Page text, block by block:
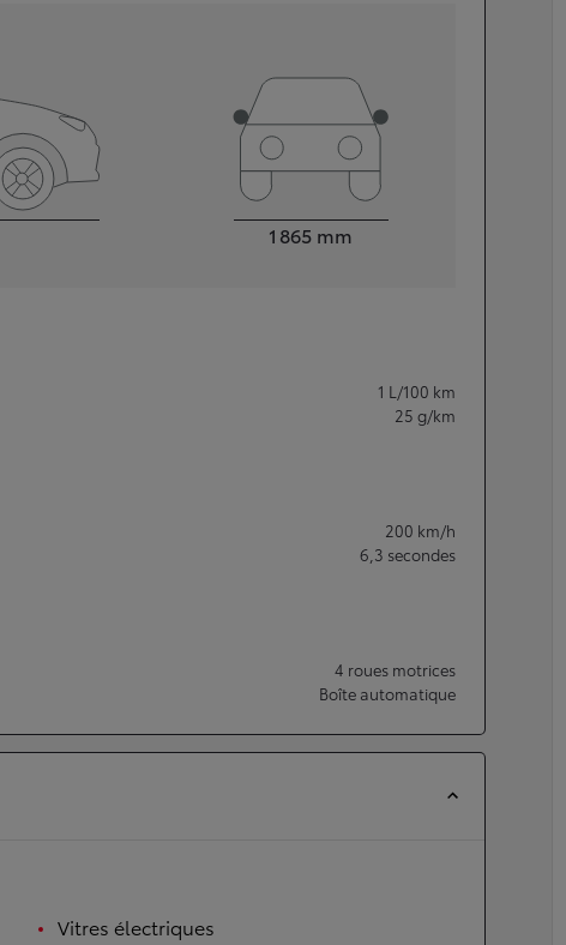
1 865 mm
1 L/100 km
25 g/km
200 km/h
6,3 secondes
4 roues motrices
Boîte automatique
Vitres électriques